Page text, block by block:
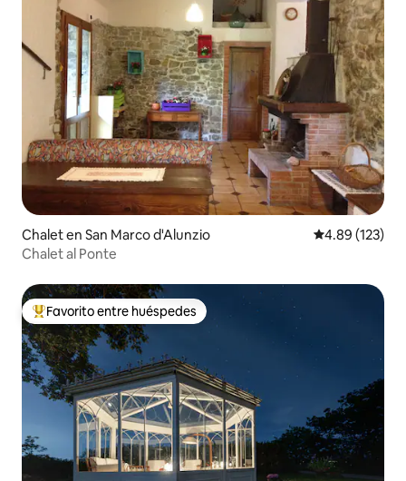
Chalet en San Marco d'Alunzio Calificación
4.89 (123)
Chalet al Ponte
De los mejores en Favorito entre huéspedes
Favorito entre huéspedes